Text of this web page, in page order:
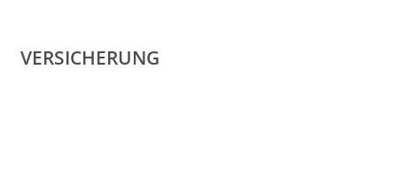
VERSICHERUNG